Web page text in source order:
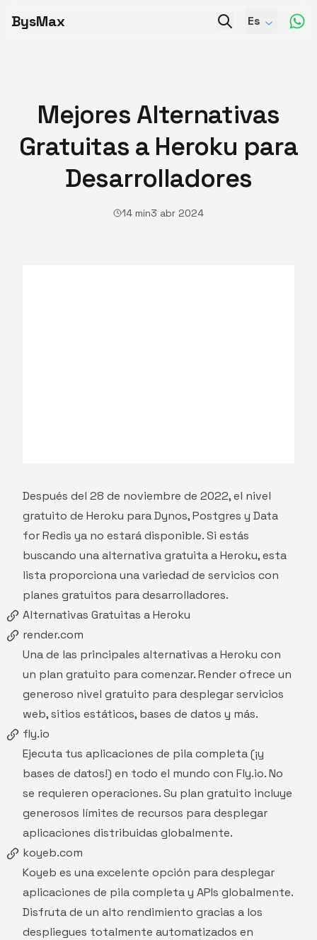
BysMax Es
Mejores Alternativas
Gratuitas a Heroku para
Desarrolladores
14 min3 abr 2024
Después del 28 de noviembre de 2022, el nivel
gratuito de Heroku para Dynos, Postgres y Data
for Redis ya no estará disponible. Si estás
buscando una alternativa gratuita a Heroku, esta
lista proporciona una variedad de servicios con
planes gratuitos para desarrolladores.
Alternativas Gratuitas a Heroku
render.com
Una de las principales alternativas a Heroku con
un plan gratuito para comenzar. Render ofrece un
generoso nivel gratuito para desplegar servicios
web, sitios estáticos, bases de datos y más.
fly.io
Ejecuta tus aplicaciones de pila completa (¡y
bases de datos!) en todo el mundo con Fly.io. No
se requieren operaciones. Su plan gratuito incluye
generosos límites de recursos para desplegar
aplicaciones distribuidas globalmente.
koyeb.com
Koyeb es una excelente opción para desplegar
aplicaciones de pila completa y APIs globalmente.
Disfruta de un alto rendimiento gracias a los
despliegues totalmente automatizados en